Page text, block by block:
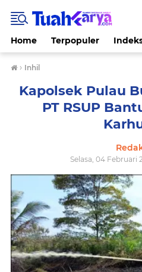
Home Terpopuler
› Inhil
Kapolsek Pulau
PT RSUP
Selasa, 04 Februari